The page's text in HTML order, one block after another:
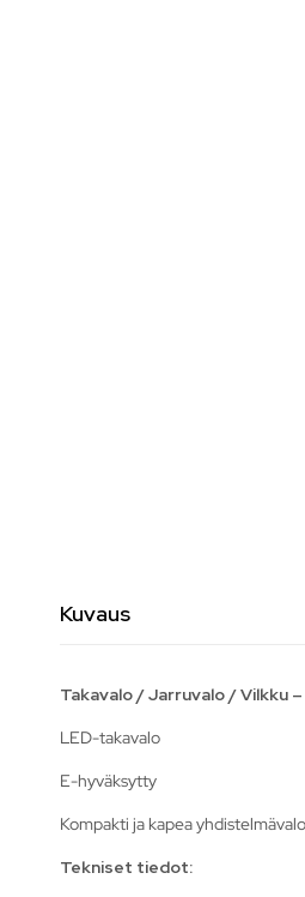
Kuvaus
Takavalo / Jarruvalo / Vilkku
LED-takavalo
E-hyväksytty
Kompakti ja kapea
Tekniset tiedot: